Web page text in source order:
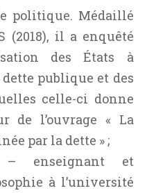
politique. Médaillé
(2018), il a enquêté
des États à
publique et des
celle-ci donne
de l’ouvrage « La
par la dette » ;
enseignant et
à l’université